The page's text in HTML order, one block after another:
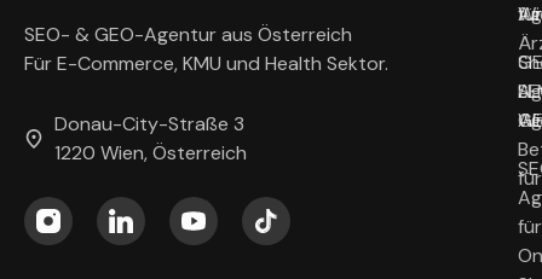
SEO- & GEO-Agentur aus Österreich
Für E-Commerce, KMU und Health Sektor.
Donau-City-Straße 3
1220 Wien, Österreich
für
für